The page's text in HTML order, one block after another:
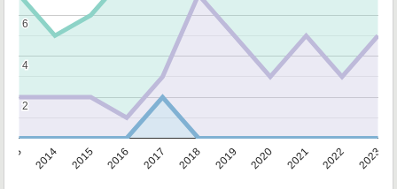
2014 2015 2016 2017 2018 2019 2020 2021 2022 2023
2
2
4
4
6
6